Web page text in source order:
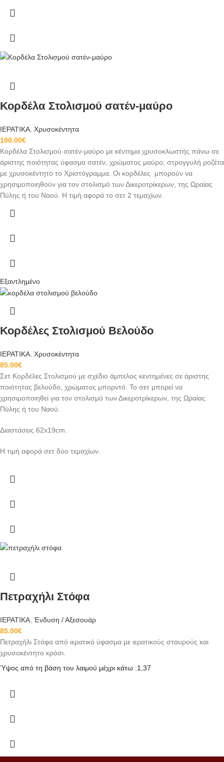
Κορδέλα Στολισμού σατέν-μαύρο
ΙΕΡΑΤΙΚΑ Χρυσοκέντητα
100.00€
Κορδέλα Στολισμού σατέν-μαύρο με κέντημα χρυσοκλωστής πάνω σε
άριστης ποιότητας ύφασμα σατέν , χρώματος μαύρο, στρογγυλή ροζέτα
με χρυσοκέντητο το Χριστόγραμμα. Οι κορδέλες
μπορούν να
χρησιμοποιηθούν για τον στολισμό των Δικεροτρίκερων, της Ωραίας
Πύλης ή του Ναού. Η τιμή αφορά το σετ 2 τεμαχίων.
Εξαντλημένο
Κορδέλες Στολισμού Βελούδο
ΙΕΡΑΤΙΚΑ Χρυσοκέντητα
85.00€
Σετ Κορδέλες Στολισμού με σχέδιο άμπελος κεντημένες σε άριστης
ποιότητας βελούδο, χρώματος μπορντό. Το σετ μπορεί να
χρησιμοποιηθεί για τον στολισμό των Δικεροτρίκερων, της Ωραίας
Πύλης ή του Ναού.
Διαστάσεις 62x19cm.
Η τιμή αφορά σετ δύο τεμαχίων.
Πετραχήλι Στόφα
ΙΕΡΑΤΙΚΑ, Ένδυση / Αξεσουάρ
85.00€
Πετραχήλι Στόφα από ιερατικό ύφασμα με ιερατικούς σταυρούς και
χρυσοκέντητο κρόσι.
Ύψος από τη βάση του λαιμού μέχρι κάτω :1,37